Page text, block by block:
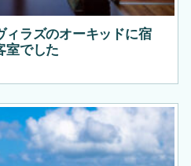
ィラズのオーキッドに宿
室でした